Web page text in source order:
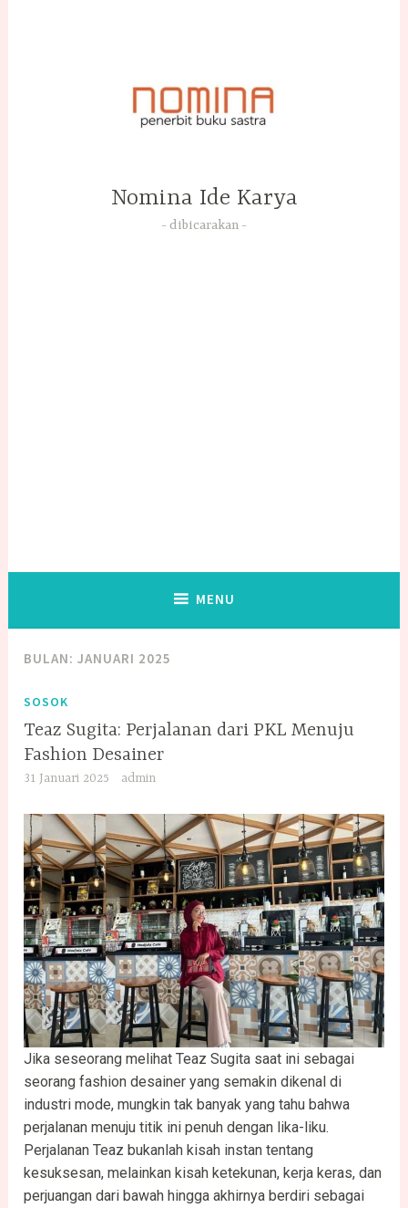
Nomina Ide Karya
dibicarakan
MENU
BULAN:JANUARI 2025
SOSOK
Teaz Sugita: Perjalanan dari PKL Menuju
Fashion Desainer
31 Januari 2025 admin
Jika seseorang melihat Teaz Sugita saat ini sebagai
seorang fashion desainer yang semakin dikenal di
industri mode, mungkin tak banyak yang tahu bahwa
perjalanan menuju titik ini penuh dengan lika-liku.
Perjalanan Teaz bukanlah kisah instan tentang
kesuksesan, melainkan kisah ketekunan, kerja keras, dan
perjuangan dari bawah hingga akhirnya berdiri sebagai